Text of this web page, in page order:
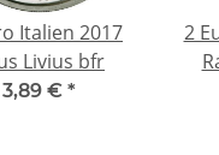
Italien 2017
Livius bfr
3,89 € *
2